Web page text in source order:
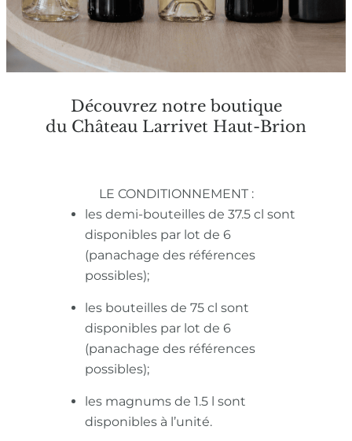
Découvrez notre boutique
du Château Larrivet Haut-Brion
LE CONDITIONNEMENT :
les demi-bouteilles de 37.5 cl sont
disponibles par lot de 6
(panachage des références
possibles);
les bouteilles de 75 cl sont
disponibles par lot de 6
(panachage des références
possibles);
les magnums de 1.5 l sont
disponibles à l’unité.